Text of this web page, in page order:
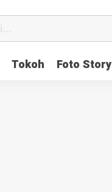
Tokoh Foto Story